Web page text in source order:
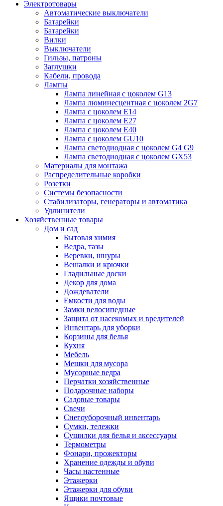
Электротовары
Автоматические выключатели
Батарейки
Батарейки
Вилки
Выключатели
Гильзы, патроны
Заглушки
Кабели, провода
Лампы
Лампа линейная с цоколем G13
Лампа люминесцентная с цоколем 2G7
Лампа с цоколем E14
Лампа с цоколем E27
Лампа с цоколем E40
Лампа с цоколем GU10
Лампа светодиодная с цоколем G4 G9
Лампа светодиодная с цоколем GX53
Материалы для монтажа
Распределительные коробки
Розетки
Системы безопасности
Стабилизаторы, генераторы и автоматика
Удлинители
Хозяйственные товары
Дом и сад
Бытовая химия
Ведра, тазы
Веревки, шнуры
Вешалки и крючки
Гладильные доски
Декор для дома
Дождеватели
Емкости для воды
Замки велосипедные
Защита от насекомых и вредителей
Инвентарь для уборки
Корзины для белья
Кухня
Мебель
Мешки для мусора
Мусорные ведра
Перчатки хозяйственные
Подарочные наборы
Садовые товары
Свечи
Снегоуборочный инвентарь
Сумки, тележки
Сушилки для белья и аксессуары
Термометры
Фонари, прожекторы
Хранение одежды и обуви
Часы настенные
Этажерки
Этажерки для обуви
Ящики почтовые